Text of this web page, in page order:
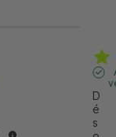
D
é
s